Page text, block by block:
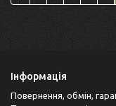
Інформація
Повернення, обмін,